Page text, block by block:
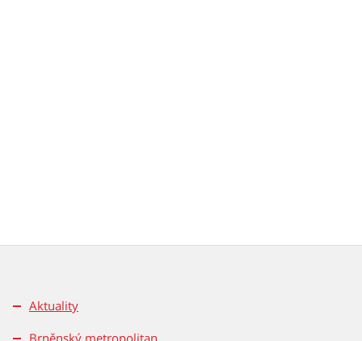
Aktuality
Brněnský metropolitan